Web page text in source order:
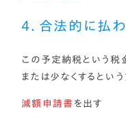
４．合法的に払
この予定納税という税
または少なくするという
減額申請書 を出す